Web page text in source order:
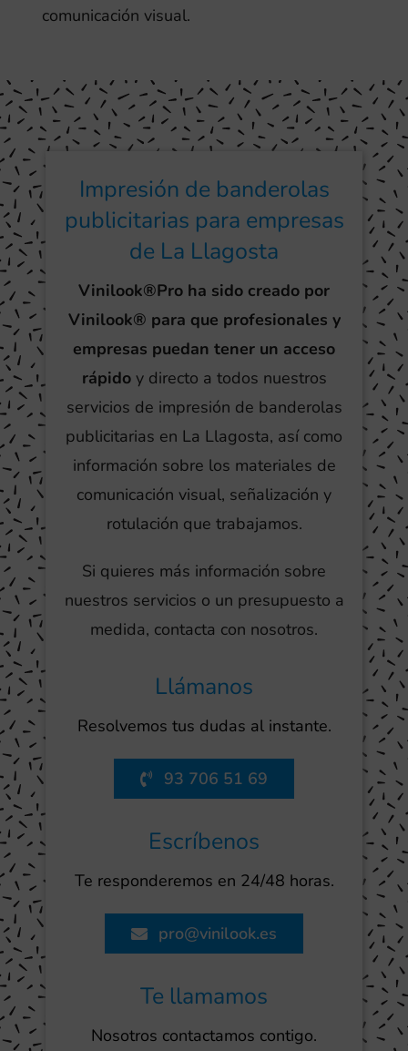
comunicación visual.
Impresión de banderolas
publicitarias para empresas
de La Llagosta
Vinilook®Pro ha sido creado por
Vinilook® para que profesionales y
empresas puedan tener un acceso
rápidoy directo a todos nuestros
servicios de impresión de banderolas
publicitarias en La Llagosta, así como
información sobre los materiales de
comunicación visual, señalización y
rotulación que trabajamos.
Si quieres más información sobre
nuestros servicios o un presupuesto a
medida, contacta con nosotros.
Llámanos
Resolvemos tus dudas al instante.
93 706 51 69
Escríbenos
Te responderemos en 24/48 horas.
pro@vinilook.es
Te llamamos
Nosotros contactamos contigo.